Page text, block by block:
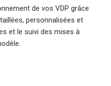
de vos VDP grâce
personnalisées et
et le suivi des mises à